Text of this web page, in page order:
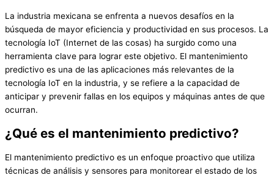
La industria mexicana se enfrenta a nuevos desafíos en la
búsqueda de mayor eficiencia y productividad en sus procesos. La
tecnología IoT (Internet de las cosas) ha surgido como una
herramienta clave para lograr este objetivo. El mantenimiento
predictivo es una de las aplicaciones más relevantes de la
tecnología IoT en la industria, y se refiere a la capacidad de
anticipar y prevenir fallas en los equipos y máquinas antes de que
ocurran.
¿Qué es el mantenimiento predictivo?
El mantenimiento predictivo es un enfoque proactivo que utiliza
técnicas de análisis y sensores para monitorear el estado de los